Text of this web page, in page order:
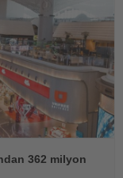
362 milyon